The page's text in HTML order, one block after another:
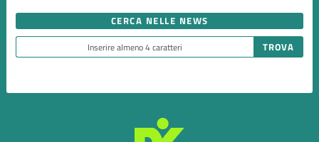
CERCA NELLE NEWS